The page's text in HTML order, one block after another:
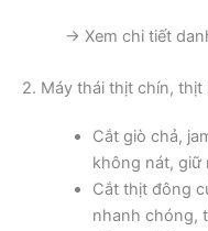
→ Xem chi tiết
2. Máy thái thịt chín,
Cắt giò chả,
không nát, giữ
Cắt thịt đông
nhanh chóng,